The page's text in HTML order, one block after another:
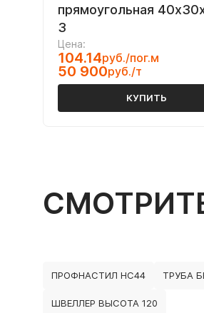
прямоугольная
3
Цена:
104.14руб./пог.м
50 900руб./т
КУПИТЬ
ПРОФНАСТИЛ НС44 ТРУБА
ШВЕЛЛЕР ВЫСОТА 120